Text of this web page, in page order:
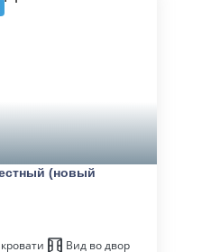
(новый
Вид во двор